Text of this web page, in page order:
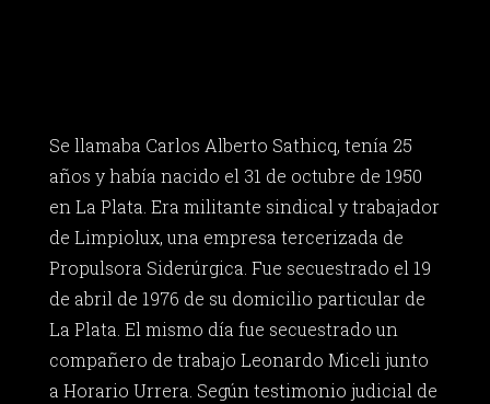
Se llamaba Carlos Alberto Sathicq, tenía 25
años y había nacido el 31 de octubre de 1950
en La Plata. Era militante sindical y trabajador
de Limpiolux, una empresa tercerizada de
Propulsora Siderúrgica. Fue secuestrado el 19
de abril de 1976 de su domicilio particular de
La Plata. El mismo día fue secuestrado un
compañero de trabajo Leonardo Miceli junto
a Horario Urrera. Según testimonio judicial de